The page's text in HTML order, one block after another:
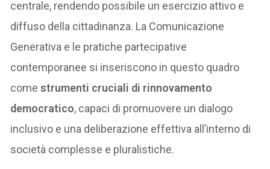
centrale, rendendo possibile un esercizio attivo e
diffuso della cittadinanza. La Comunicazione
Generativa e le pratiche partecipative
contemporanee si inseriscono in questo quadro
comestrumenti cruciali di rinnovamento
democratico, capaci di promuovere un dialogo
inclusivo e una deliberazione effettiva all’interno di
società complesse e pluralistiche.